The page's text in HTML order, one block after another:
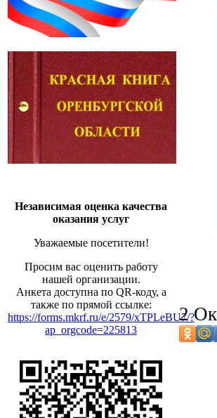
Независимая оценка качества
оказания услуг
Уважаемые посетители!
Просим вас оценить работу
нашей организации.
Анкета доступна по QR-коду, а
также по прямой ссылке:
https://forms.mkrf.ru/e/2579/xTPLeBU7/?
ap_orgcode=225813
2